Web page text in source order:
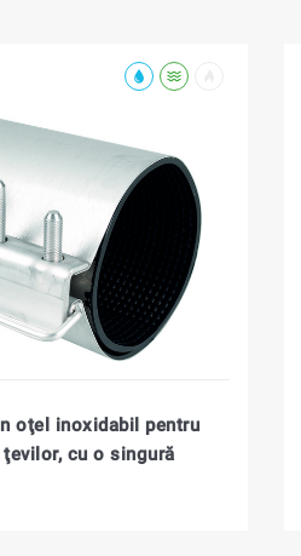
oţel inoxidabil pentru
cu o singură